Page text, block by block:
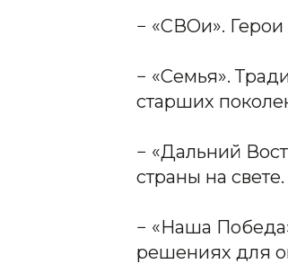
− «СВОи».
− «Семья».
старших
− «Дальний
страны на
− «Наша
решениях для